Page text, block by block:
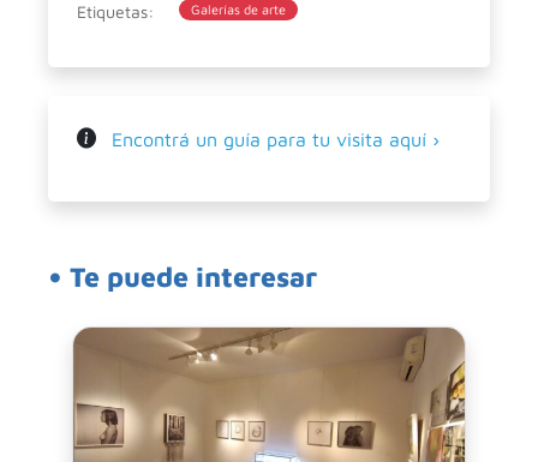
Etiquetas: Galerías de arte
Encontrá un guía para tu visita aquí ›
• Te puede interesar